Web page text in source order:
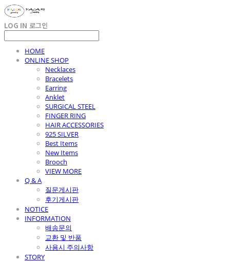
LOG IN 로그인
HOME
ONLINE SHOP
Necklaces
Bracelets
Earring
Anklet
SURGICAL STEEL
FINGER RING
HAIR ACCESSORIES
925 SILVER
Best Items
New Items
Brooch
VIEW MORE
Q & A
질문게시판
후기게시판
NOTICE
INFORMATION
배송문의
교환 및 반품
사용시 주의사항
STORY